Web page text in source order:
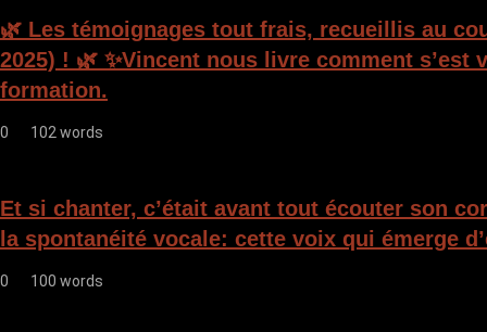
🌿 Les témoignages tout frais, recueillis au
2025) ! 🌿 ✨Vincent nous livre comment
formation.
0 102 words
Et si chanter, c’était avant tout écouter son
la spontanéité vocale: cette voix qui émerge
0 100 words